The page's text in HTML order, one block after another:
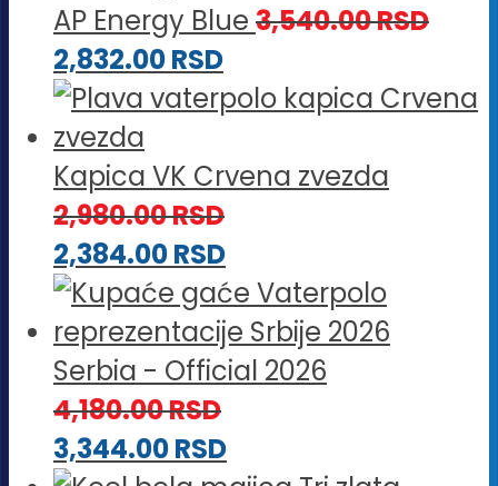
AP Energy Blue 3,540.00RSD
2,832.00RSD
Kapica VK Crvena zvezda
2,980.00RSD
2,384.00RSD
Serbia - Official 2026
4,180.00RSD
3,344.00RSD